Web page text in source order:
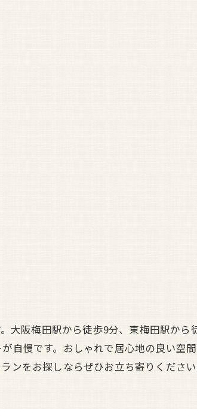
大阪梅田駅から徒歩9分、東梅田駅から
自慢です。おしゃれで居心地の良い空
ンをお探しならぜひお立ち寄りください